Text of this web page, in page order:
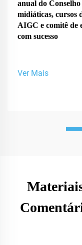
anual do
midiáticas, cursos
AIGC e comitê de
com sucesso
Ver Mais